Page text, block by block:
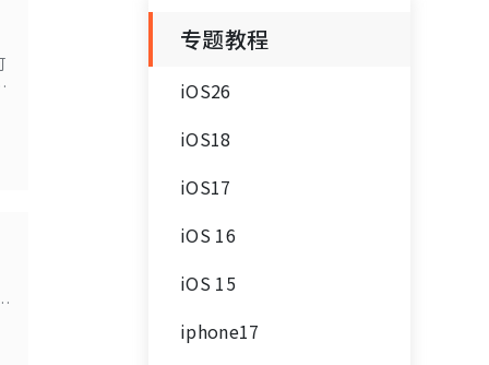
专题教程
iOS26
iOS18
iOS17
iOS 16
iOS 15
iphone17